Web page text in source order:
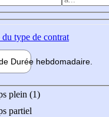
type de contrat
Durée hebdomadaire
plein (1)
partiel